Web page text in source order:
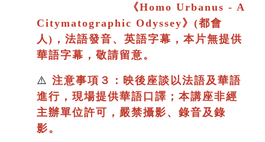
《Homo Urbanus - A
Citymatographic Odyssey》(都會
人)，法語發音、英語字幕，本片無提供
華語字幕，敬請留意。
⚠️ 注意事項３：映後座談以法語及華語
進行 ，現場提供華語口譯； 本講座非經
主辦單位許可，嚴禁攝影、錄音及錄
影。